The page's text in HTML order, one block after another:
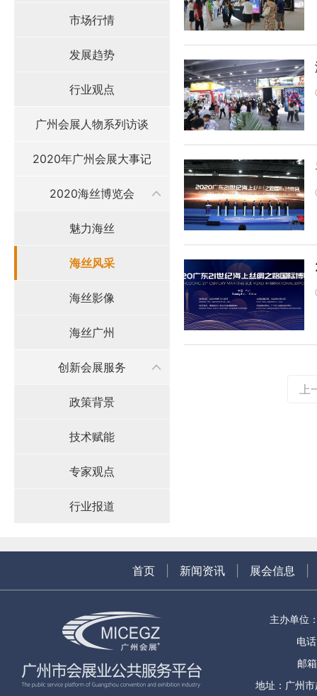
市场行情
发展趋势
行业观点
广州会展人物系列访谈
2020年广州会展大事记
2020海丝博览会
魅力海丝
海丝风采
海丝影像
海丝广州
创新会展服务
政策背景
技术赋能
专家观点
行业报道
上
首页 新闻资讯 展会信息
主办单位
电
邮
地址：广州